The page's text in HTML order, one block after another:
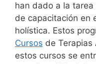
han dado a la
de capacitación en
holística. Estos
Cursos de Terapias
estos cursos se